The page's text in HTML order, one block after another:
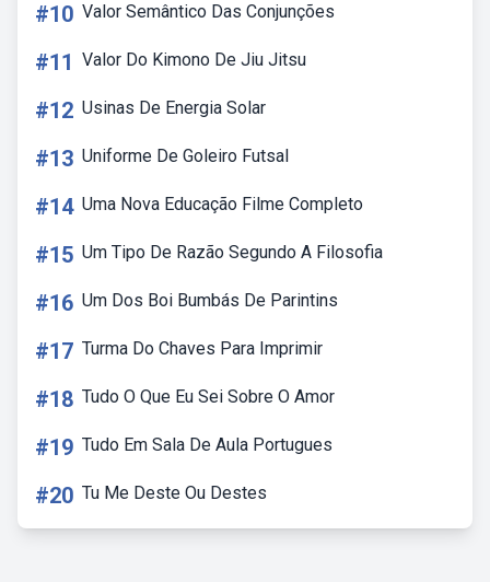
#10 Valor Semântico Das Conjunções
#11 Valor Do Kimono De Jiu Jitsu
#12 Usinas De Energia Solar
#13 Uniforme De Goleiro Futsal
#14 Uma Nova Educação Filme Completo
#15 Um Tipo De Razão Segundo A Filosofia
#16 Um Dos Boi Bumbás De Parintins
#17 Turma Do Chaves Para Imprimir
#18 Tudo O Que Eu Sei Sobre O Amor
#19 Tudo Em Sala De Aula Portugues
#20 Tu Me Deste Ou Destes